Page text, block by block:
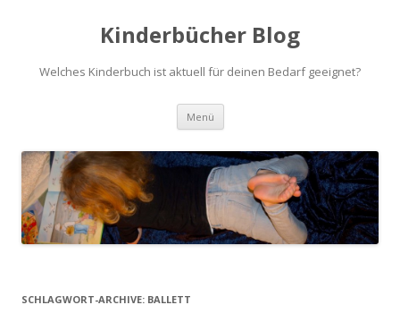
Kinderbücher Blog
Welches Kinderbuch ist aktuell für deinen Bedarf geeignet?
Menü Springe
Inhalt
SCHLAGWORT-ARCHIVE: BALLETT